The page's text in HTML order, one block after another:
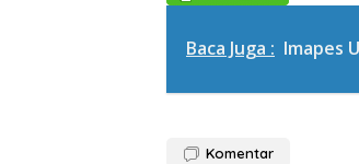
Baca Juga : Imapes
Komentar